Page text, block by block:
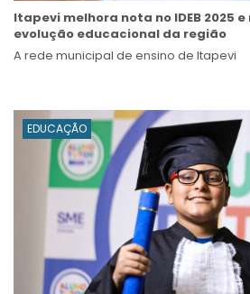
Itapevi melhora nota no IDEB 2025
evolução educacional da região
A rede municipal de ensino de Itapevi
EDUCAÇÃO